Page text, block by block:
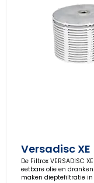
Versadisc XE
De Filtrox VERSADISC
eetbare olie en
maken dieptefiltratie